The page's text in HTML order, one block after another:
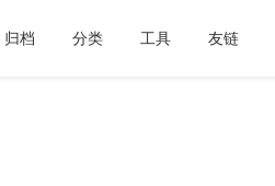
归档 分类 工具 友链